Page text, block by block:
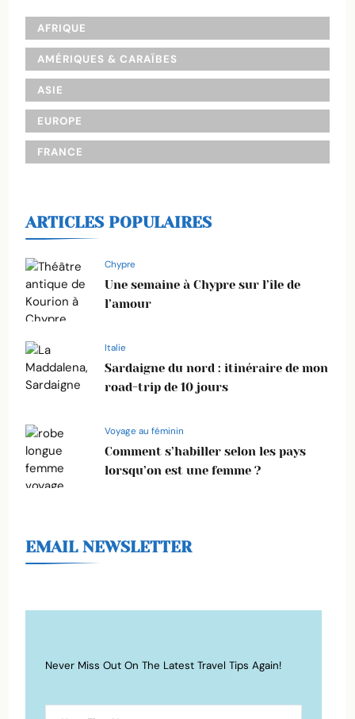
AFRIQUE
AMÉRIQUES & CARAÏBES
ASIE
EUROPE
FRANCE
ARTICLES POPULAIRES
Chypre
Une semaine à Chypre sur l’île de
l’amour
Italie
Sardaigne du nord : itinéraire de mon
road-trip de 10 jours
Voyage au féminin
Comment s’habiller selon les pays
lorsqu’on est une femme ?
EMAIL NEWSLETTER
Never Miss Out On The Latest Travel Tips Again!